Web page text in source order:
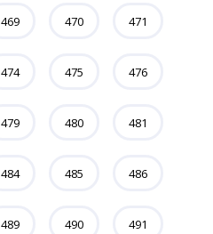
469 470 471
474 475 476
479 480 481
484 485 486
489 490 491